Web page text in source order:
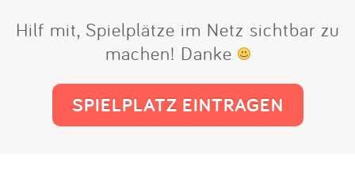
Hilf mit, Spielplätze im Netz sichtbar zu
machen! Danke
SPIELPLATZ EINTRAGEN